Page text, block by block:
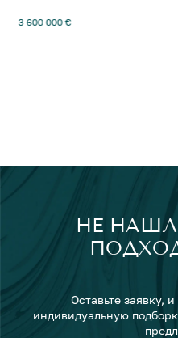
3 600 000 €
НЕ
Оставьте заявку,
индивидуальную